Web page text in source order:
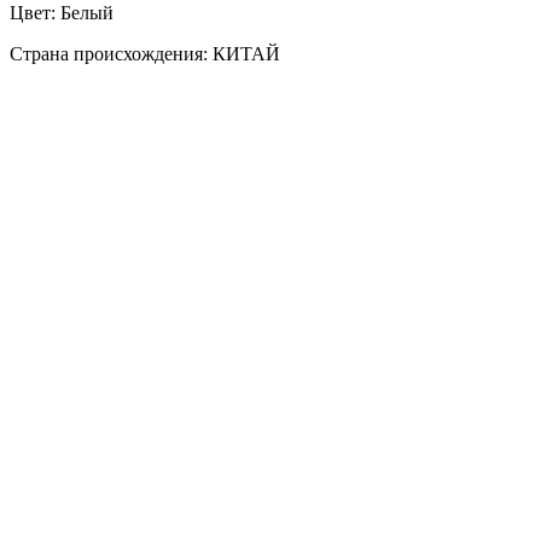
Цвет: Белый
Страна происхождения: КИТАЙ